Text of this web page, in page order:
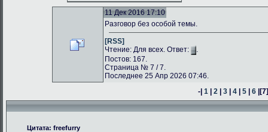
11 Дек 2016 17:10
Разговор без особой темы.
[RSS]
Чтение: Для всех. Ответ:
.
Постов: 167.
Страница № 7 / 7.
Последнее 25 Апр 2026 07:46.
-|1 |2 |3 |4 |5 |6 |
Цитата: freefurry